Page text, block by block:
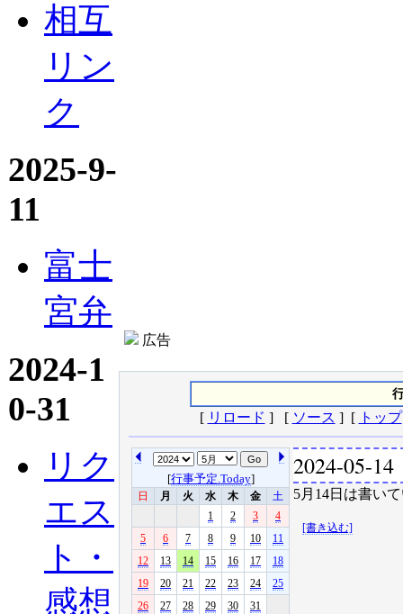
相互
リン
ク
2025-9-
11
富士
宮弁
2024-1
0-31
リク
エス
ト・
感想
広告
[ リロード ] [ ソース ] [ トップ
[行事予定.Today]
日 月 火 水 木 金
土
1
2 3
4
5
6 7 8 9 10
11
12
13 14 15 16 17
18
19
20 21 22 23 24
25
26
27 28 29 30 31
2024-05-14
5月14日は書い
[書き込む]